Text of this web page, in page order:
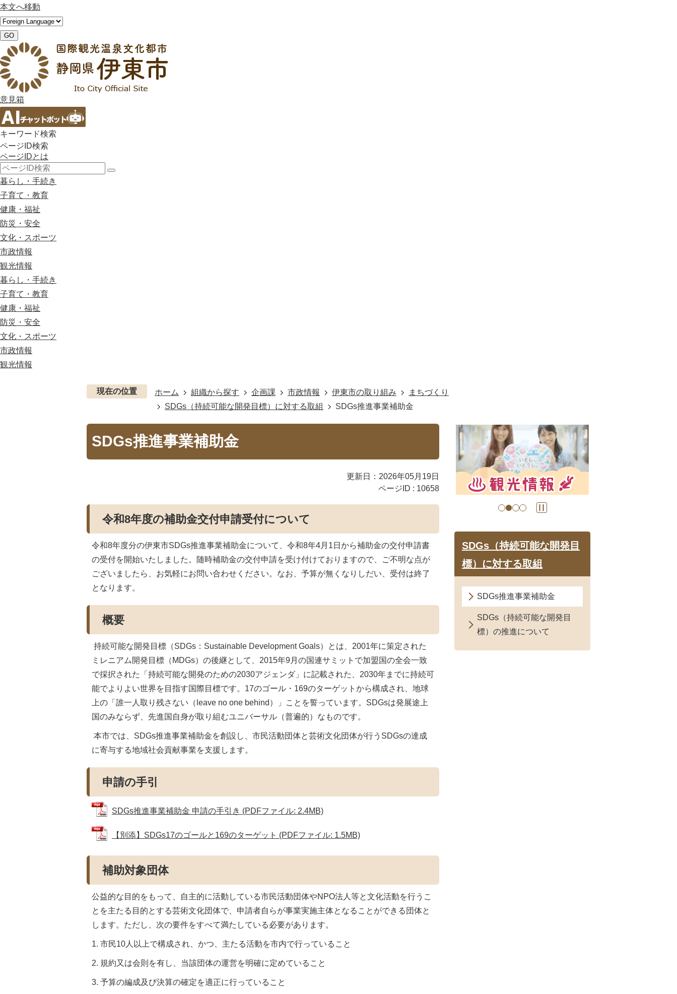
本文へ移動
GO
意見箱
キーワード検索
ページID検索
ページIDとは
暮らし・手続き
子育て・教育
健康・福祉
防災・安全
文化・スポーツ
市政情報
観光情報
暮らし・手続き
子育て・教育
健康・福祉
防災・安全
文化・スポーツ
市政情報
観光情報
現在の位置 ホーム 組織から探す 企画課 市政情報 伊東市の取り組み
まちづくり
SDGs（持続可能な開発目標）に対する取組
SDGs推進事業補助金
SDGs推進事業補助金
更新日：2026年05月19日
ページID : 10658
令和8年度の補助金交付申請受付について
令和8年度分の伊東市SDGs推進事業補助金について、令和8年4月1日から補助金の交付申請書
の受付を開始いたしました。随時補助金の交付申請を受け付けておりますので、ご不明な点が
ございましたら、お気軽にお問い合わせください。なお、予算が無くなりしだい、受付は終了
となります。
概要
持続可能な開発目標（SDGs：Sustainable Development Goals）とは、2001年に策定された
ミレニアム開発目標（MDGs）の後継として、2015年9月の国連サミットで加盟国の全会一致
で採択された「持続可能な開発のための2030アジェンダ」に記載された、2030年までに持続可
能でよりよい世界を目指す国際目標です。17のゴール・169のターゲットから構成され、地球
上の「誰一人取り残さない（leave no one behind）」ことを誓っています。SDGsは発展途上
国のみならず、先進国自身が取り組むユニバーサル（普遍的）なものです。
本市では、SDGs推進事業補助金を創設し、市民活動団体と芸術文化団体が行うSDGsの達成
に寄与する地域社会貢献事業を支援します。
申請の手引
SDGs推進事業補助金 申請の手引き (PDFファイル: 2.4MB)
【別添】SDGs17のゴールと169のターゲット (PDFファイル: 1.5MB)
補助対象団体
公益的な目的をもって、自主的に活動している市民活動団体やNPO法人等と文化活動を行うこ
とを主たる目的とする芸術文化団体で、申請者自らが事業実施主体となることができる団体と
します。ただし、次の要件をすべて満たしている必要があります。
1. 市民10人以上で構成され、かつ、主たる活動を市内で行っていること
2. 規約又は会則を有し、当該団体の運営を明確に定めていること
3. 予算の編成及び決算の確定を適正に行っていること
枚
目
の
ド
枚
目
の
ド
SDGs（持続可能な開発目
標）に対する取組
SDGs推進事業補助金
SDGs（持続可能な開発目
標）の推進について